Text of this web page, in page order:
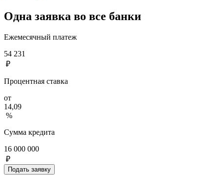
Одна заявка во все банки
Ежемесячный платеж
54 231
₽
Процентная ставка
от
14,09
%
Сумма кредита
16 000 000
₽
Подать заявку